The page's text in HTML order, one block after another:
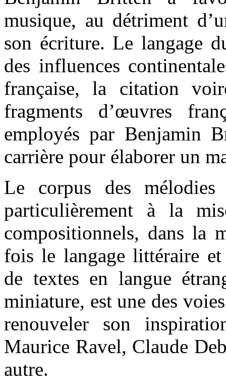
musique, au détriment
son écriture. Le langage
des influences
française, la citation
fragments d’œuvres
employés par Benjamin
carrière pour élaborer un
Le corpus des
particulièrement à la
compositionnels, dans la
fois le langage littéraire
de textes en langue
miniature, est une des
renouveler son
Maurice Ravel, Claude
autre.